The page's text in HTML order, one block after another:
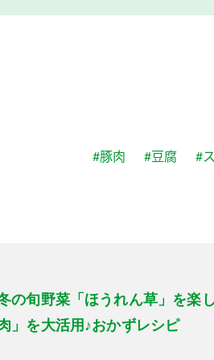
#豚肉 #豆腐 #
の旬野菜「ほうれん草」を楽
」を大活用♪おかずレシピ